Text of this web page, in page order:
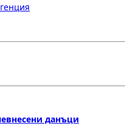
данъци